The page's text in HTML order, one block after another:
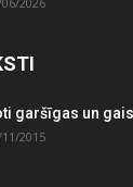
garšīgas un
2015